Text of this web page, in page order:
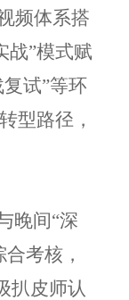
频体系搭
战”模式赋
试”等环
型路径，
晚间“深
考核，
扒皮师认